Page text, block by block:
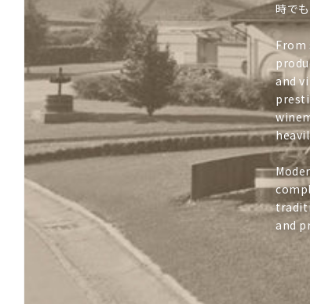
時で
From
and
and